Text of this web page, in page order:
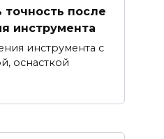
точность после
инструмента
инструмента с
оснасткой